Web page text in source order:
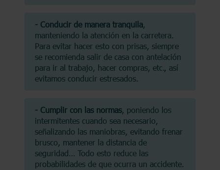
- Conducir de manera tranquila,
manteniendo la atención en la carretera.
Para evitar hacer esto con prisas, siempre
se recomienda salir de casa con antelación
para ir al trabajo, hacer compras, etc., así
evitamos conducir estresados.
- Cumplir con las normas, poniendo los
intermitentes cuando sea necesario,
señalizando las maniobras, evitando frenar
brusco, mantener la distancia de
seguridad… Todo esto reduce las
probabilidades de que ocurra un accidente.